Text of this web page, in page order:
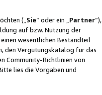
(„Sie“ oder ein „Partner“),
auf bzw. Nutzung der
wesentlichen Bestandteil
den Vergütungskatalog für das
Community-Richtlinien von
lies die Vorgaben und